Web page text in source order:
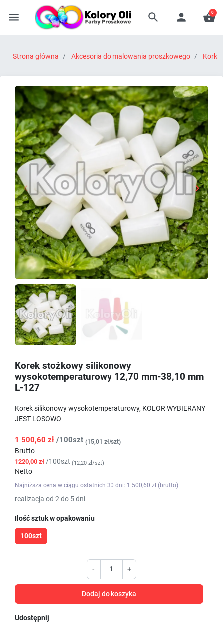
   
0
Strona główna Akcesoria do malowania proszkowego Korki
Poprzedni
 
Korek stożkowy silikonowy
wysokotemperaturowy 12,70 mm-38,10 mm
L-127
Korek silikonowy wysokotemperaturowy, KOLOR WYBIERANY
JEST LOSOWO
1 500,60 zł /100szt (15,01 zł/szt)
Brutto
1220,00 zł /100szt (12,20 zł/szt)
Netto
Najniższa cena w ciągu ostatnich 30 dni: 1 500,60 zł (brutto)
realizacja od 2 do 5 dni
Ilość sztuk w opakowaniu
100szt
- +
Dodaj do koszyka
Udostępnij